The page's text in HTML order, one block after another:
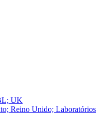
UK
Reino Unido; Laboratórios